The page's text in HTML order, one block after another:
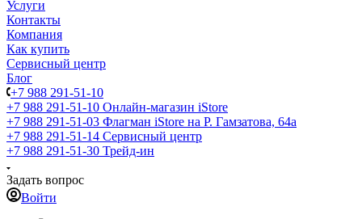
Услуги
Контакты
Компания
Как купить
Сервисный центр
Блог
+7 988 291-51-10
+7 988 291-51-10 Онлайн-магазин iStore
+7 988 291-51-03 Флагман iStore на Р. Гамзатова, 64а
+7 988 291-51-14 Сервисный центр
+7 988 291-51-30 Трейд-ин
Задать вопрос
Войти